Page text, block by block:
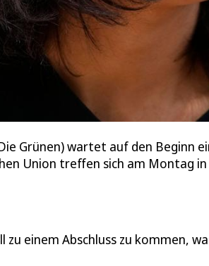
Grünen) wartet auf den Beginn
Union treffen sich am Montag
einem Abschluss zu kommen,